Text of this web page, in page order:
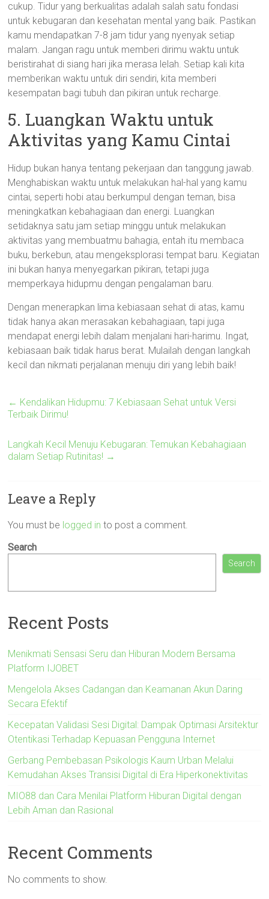
cukup. Tidur yang berkualitas adalah salah satu fondasi
untuk kebugaran dan kesehatan mental yang baik. Pastikan
kamu mendapatkan 7-8 jam tidur yang nyenyak setiap
malam. Jangan ragu untuk memberi dirimu waktu untuk
beristirahat di siang hari jika merasa lelah. Setiap kali kita
memberikan waktu untuk diri sendiri, kita memberi
kesempatan bagi tubuh dan pikiran untuk recharge.
5. Luangkan Waktu untuk
Aktivitas yang Kamu Cintai
Hidup bukan hanya tentang pekerjaan dan tanggung jawab.
Menghabiskan waktu untuk melakukan hal-hal yang kamu
cintai, seperti hobi atau berkumpul dengan teman, bisa
meningkatkan kebahagiaan dan energi. Luangkan
setidaknya satu jam setiap minggu untuk melakukan
aktivitas yang membuatmu bahagia, entah itu membaca
buku, berkebun, atau mengeksplorasi tempat baru. Kegiatan
ini bukan hanya menyegarkan pikiran, tetapi juga
memperkaya hidupmu dengan pengalaman baru.
Dengan menerapkan lima kebiasaan sehat di atas, kamu
tidak hanya akan merasakan kebahagiaan, tapi juga
mendapat energi lebih dalam menjalani hari-harimu. Ingat,
kebiasaan baik tidak harus berat. Mulailah dengan langkah
kecil dan nikmati perjalanan menuju diri yang lebih baik!
← Kendalikan Hidupmu: 7 Kebiasaan Sehat untuk Versi
Terbaik Dirimu!
Langkah Kecil Menuju Kebugaran: Temukan Kebahagiaan
dalam Setiap Rutinitas! →
Leave a Reply
You must be logged in to post a comment.
Search
Search
Recent Posts
Menikmati Sensasi Seru dan Hiburan Modern Bersama
Platform IJOBET
Mengelola Akses Cadangan dan Keamanan Akun Daring
Secara Efektif
Kecepatan Validasi Sesi Digital: Dampak Optimasi Arsitektur
Otentikasi Terhadap Kepuasan Pengguna Internet
Gerbang Pembebasan Psikologis Kaum Urban Melalui
Kemudahan Akses Transisi Digital di Era Hiperkonektivitas
MIO88 dan Cara Menilai Platform Hiburan Digital dengan
Lebih Aman dan Rasional
Recent Comments
No comments to show.